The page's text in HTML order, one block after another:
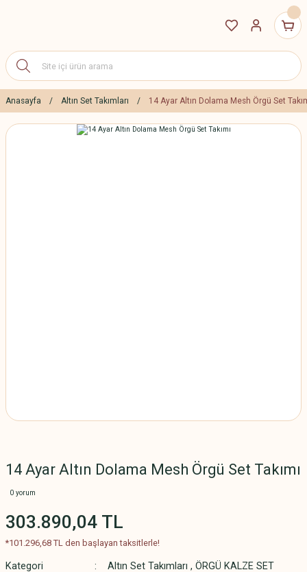
Anasayfa Altın Set Takımları 14 Ayar Altın Dolama Mesh Örgü Set
14 Ayar Altın Dolama Mesh Örgü Set Takımı
0 yorum
303.890,04 TL
*101.296,68 TL den başlayan taksitlerle!
Kategori Altın Set Takımları , ÖRGÜ KALZE SET